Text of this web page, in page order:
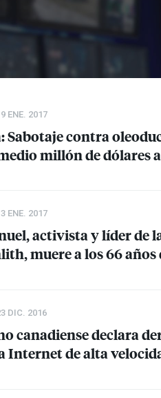
ENE. 2017
Sabotaje contra
millón de dólares
ENE. 2017
activista y líder de
muere a los 66 años
DIC. 2016
canadiense declara
Internet de alta